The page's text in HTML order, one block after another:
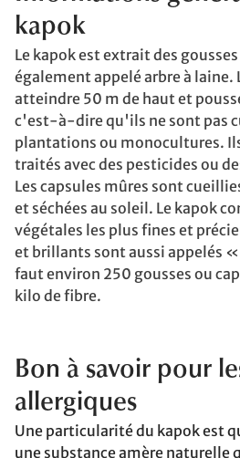
kapok
Le kapok est extrait des
également appelé arbre à laine.
atteindre 50 m de haut et
c'est-à-dire qu'ils ne sont pas
plantations ou monocultures.
traités avec des pesticides ou
Les capsules mûres sont
et séchées au soleil. Le kapok
végétales les plus fines et
et brillants sont aussi appelés
faut environ 250 gousses ou
kilo de fibre.
Bon à savoir pour
allergiques
Une particularité du kapok est
une substance amère naturelle